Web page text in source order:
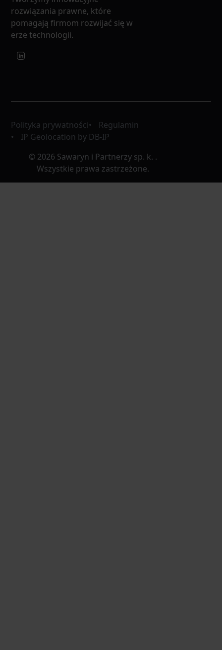
rozwiązania prawne, które
pomagają firmom rozwijać się w
erze technologii.
Polityka prywatności
Regulamin
IP Geolocation by DB-IP
© 2026 Sawaryn i Partnerzy sp. k. .
Wszystkie prawa zastrzeżone.